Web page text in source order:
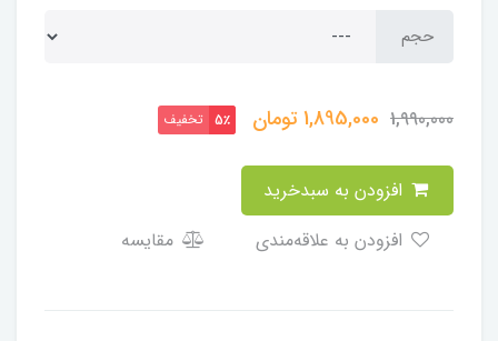
حجم
1,990,000
1,895,000تومان 5٪ تخفیف
مقایسه